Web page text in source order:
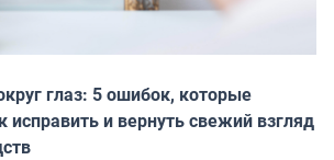
глаз: 5 ошибок, которые
исправить и вернуть свежий взгляд